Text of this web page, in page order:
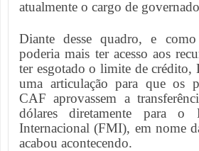
atualmente o cargo de
Diante desse quadro, e
poderia mais ter acesso aos
ter esgotado o limite de crédito,
uma articulação para que os
CAF aprovassem a
dólares diretamente para o
Internacional (FMI), em nome
acabou acontecendo.